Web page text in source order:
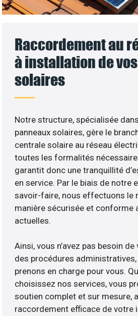
Raccordement au
à installation de
solaires
Notre structure, spécialisée
panneaux solaires, gère le
centrale solaire au réseau
toutes les formalités
garantit donc une tranquillité
en service. Par le biais de notre
savoir-faire, nous effectuons le
manière sécurisée et conforme
actuelles.
Ainsi, vous n’avez pas besoin
des procédures
prenons en charge pour vous.
choisissez nos services, vous
soutien complet et sur mesure,
raccordement efficace de votre